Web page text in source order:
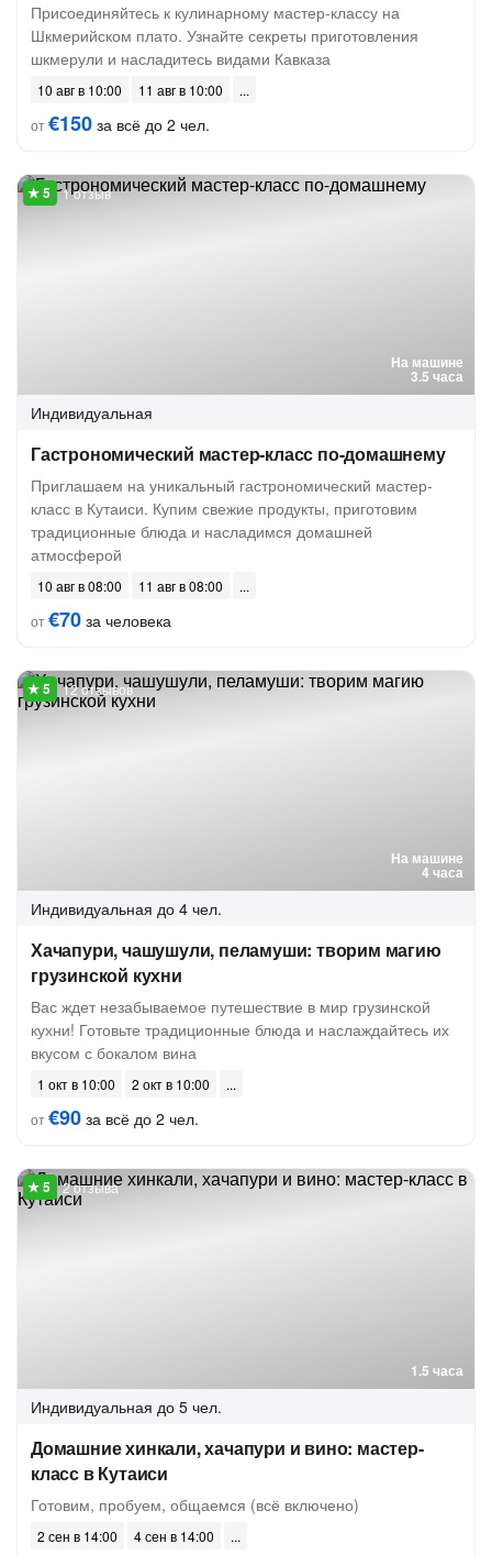
Присоединяйтесь к кулинарному мастер-классу на
Шкмерийском плато. Узнайте секреты приготовления
шкмерули и насладитесь видами Кавказа
10 авг в 10:00
11 авг в 10:00
от€150 за всё до 2 чел.
На машине
3.5 часа
1 отзыв
Индивидуальная
Гастрономический мастер-класс по-домашнему
Приглашаем на уникальный гастрономический мастер-
класс в Кутаиси. Купим свежие продукты, приготовим
традиционные блюда и насладимся домашней
атмосферой
10 авг в 08:00
11 авг в 08:00
от€70 за человека
На машине
4 часа
12 отзывов
Индивидуальная до 4 чел.
Хачапури, чашушули, пеламуши: творим магию
грузинской кухни
Вас ждет незабываемое путешествие в мир грузинской
кухни! Готовьте традиционные блюда и наслаждайтесь их
вкусом с бокалом вина
1 окт в 10:00
2 окт в 10:00
от€90 за всё до 2 чел.
1.5 часа
2 отзыва
Индивидуальная до 5 чел.
Домашние хинкали, хачапури и вино: мастер-
класс в Кутаиси
Готовим, пробуем, общаемся (всё включено)
2 сен в 14:00 4 сен в 14:00